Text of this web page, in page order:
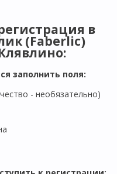
в
(Faberlic)
:
заполнить поля:
- необязательно)